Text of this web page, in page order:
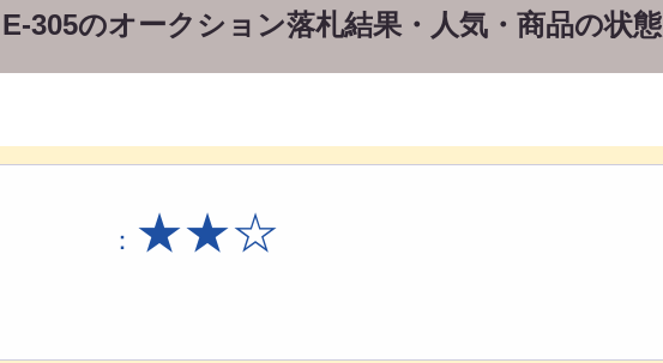
305のオークション落札結果・人気・商品の状態
： ★★☆